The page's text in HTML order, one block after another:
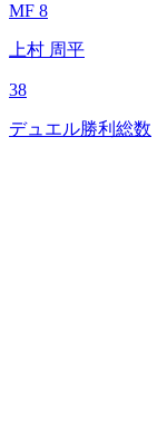
MF 8
上村 周平
38
デュエル勝利総数